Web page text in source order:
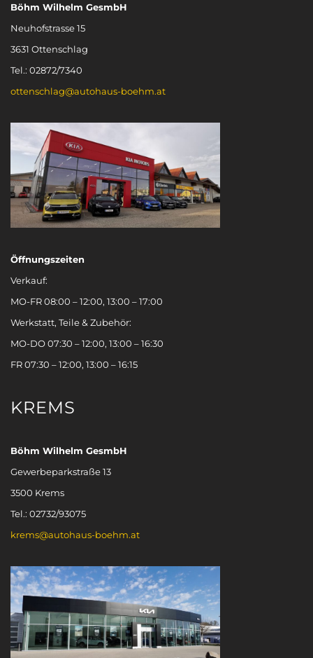
Böhm Wilhelm GesmbH
Neuhofstrasse 15
3631 Ottenschlag
Tel.: 02872/7340
ottenschlag@autohaus-boehm.at
Öffnungszeiten
Verkauf:
MO-FR 08:00 – 12:00, 13:00 – 17:00
Werkstatt, Teile & Zubehör:
MO-DO 07:30 – 12:00, 13:00 – 16:30
FR 07:30 – 12:00, 13:00 – 16:15
KREMS
Böhm Wilhelm GesmbH
Gewerbeparkstraße 13
3500 Krems
Tel.: 02732/93075
krems@autohaus-boehm.at